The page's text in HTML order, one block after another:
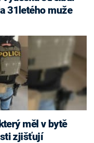
31letého muže
zjišťují